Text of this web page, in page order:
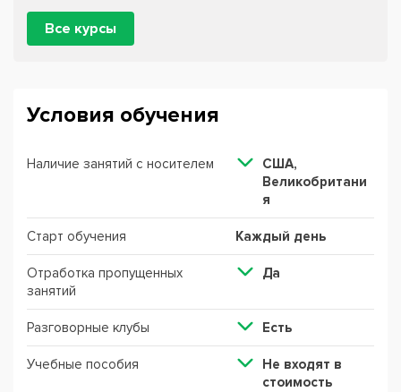
Все курсы
Условия обучения
Наличие занятий с носителем
США,
Великобритани
я
Старт обучения Каждый день
Отработка пропущенных
занятий
Да
Разговорные клубы Есть
Учебные пособия
Не входят в
стоимость